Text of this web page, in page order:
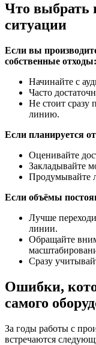
Что выбрать
ситуации
Если вы
собственные отходы:
Начинайте с
Часто
Не стоит сразу
линию.
Если планируется
Оценивайте
Закладывайте
Продумывайте
Если объёмы
Лучше
линии.
Обращайте
Сразу
Ошибки,
самого
За годы работы с
встречаются